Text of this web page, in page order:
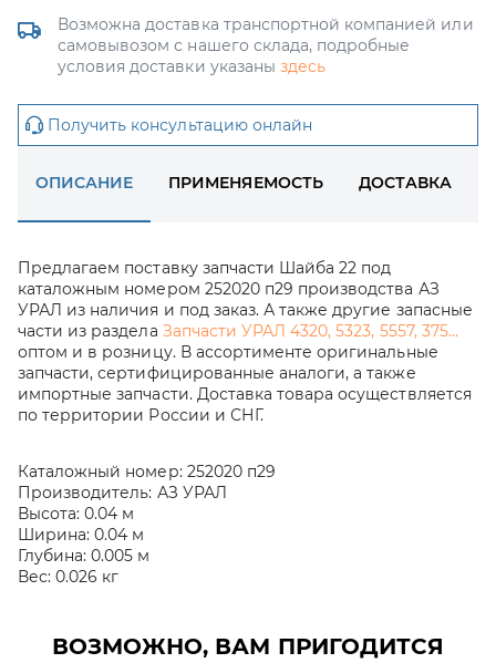
Возможна доставка транспортной компанией или
самовывозом с нашего склада, подробные
условия доставки указаны здесь
Получить консультацию онлайн
ОПИСАНИЕ ПРИМЕНЯЕМОСТЬ ДОСТАВКА
Предлагаем поставку запчасти Шайба 22 под
каталожным номером 252020 п29 производства АЗ
УРАЛ из наличия и под заказ. А также другие запасные
части из раздела Запчасти УРАЛ 4320, 5323, 5557, 375...
оптом и в розницу. В ассортименте оригинальные
запчасти, сертифицированные аналоги, а также
импортные запчасти. Доставка товара осуществляется
по территории России и СНГ.
Каталожный номер: 252020 п29
Производитель: АЗ УРАЛ
Высота: 0.04 м
Ширина: 0.04 м
Глубина: 0.005 м
Вес: 0.026 кг
ВОЗМОЖНО, ВАМ ПРИГОДИТСЯ